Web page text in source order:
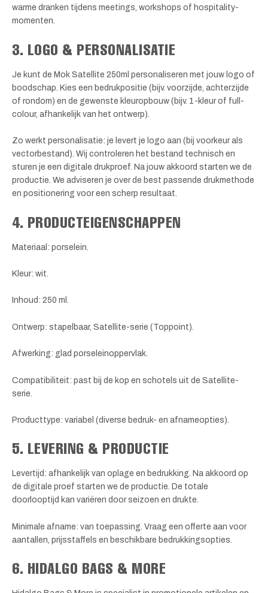
warme dranken tijdens meetings, workshops of hospitality-
momenten.
3. LOGO & PERSONALISATIE
Je kunt de Mok Satellite 250ml personaliseren met jouw logo of
boodschap. Kies een bedrukpositie (bijv. voorzijde, achterzijde
of rondom) en de gewenste kleuropbouw (bijv. 1-kleur of full-
colour, afhankelijk van het ontwerp).
Zo werkt personalisatie: je levert je logo aan (bij voorkeur als
vectorbestand). Wij controleren het bestand technisch en
sturen je een digitale drukproef. Na jouw akkoord starten we de
productie. We adviseren je over de best passende drukmethode
en positionering voor een scherp resultaat.
4. PRODUCTEIGENSCHAPPEN
Materiaal: porselein.
Kleur: wit.
Inhoud: 250 ml.
Ontwerp: stapelbaar, Satellite-serie (Toppoint).
Afwerking: glad porseleinoppervlak.
Compatibiliteit: past bij de kop en schotels uit de Satellite-
serie.
Producttype: variabel (diverse bedruk- en afnameopties).
5. LEVERING & PRODUCTIE
Levertijd: afhankelijk van oplage en bedrukking. Na akkoord op
de digitale proef starten we de productie. De totale
doorlooptijd kan variëren door seizoen en drukte.
Minimale afname: van toepassing. Vraag een offerte aan voor
aantallen, prijsstaffels en beschikbare bedrukkingsopties.
6. HIDALGO BAGS & MORE